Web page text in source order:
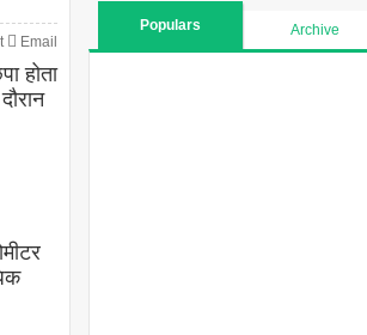
Email
होता
Populars Archive